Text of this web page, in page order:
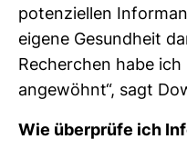
poten­zi­ellen
eigene Gesund­heit
Recher­chen habe
ange­wöhnt“, sagt
Wie über­prüfe ich